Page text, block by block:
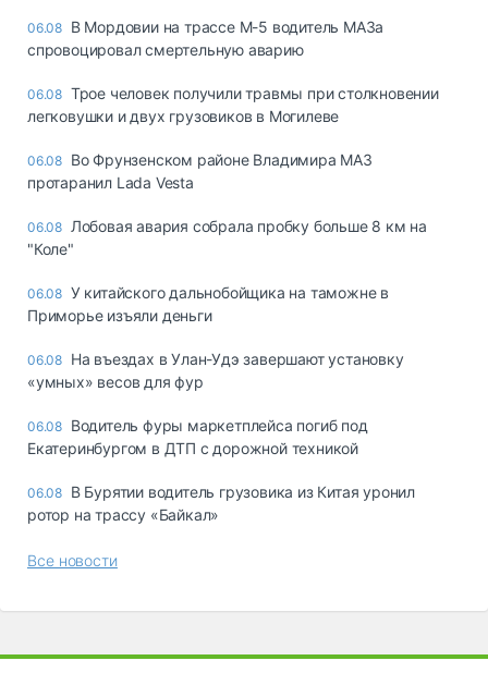
06.08 В Мордовии на трассе М-5 водитель МАЗа
спровоцировал смертельную аварию
06.08 Трое человек получили травмы при столкновении
легковушки и двух грузовиков в Могилеве
06.08 Во Фрунзенском районе Владимира МАЗ
протаранил Lada Vesta
06.08 Лобовая авария собрала пробку больше 8 км на
"Коле"
06.08 У китайского дальнобойщика на таможне в
Приморье изъяли деньги
06.08 Ha въeздax в Улaн-Удэ зaвepшaют ycтaнoвкy
«yмныx» вecoв для фyp
06.08 Водитель фуры маркетплейса погиб под
Екатеринбургом в ДТП с дорожной техникой
06.08 В Бурятии водитель грузовика из Китая уронил
ротор на трассу «Байкал»
Все новости